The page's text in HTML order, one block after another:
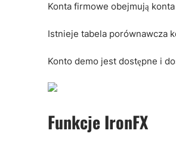
Konta firmowe obejmują
Istnieje tabela porównawcza
Konto demo jest dostępne i
Funkcje IronFX